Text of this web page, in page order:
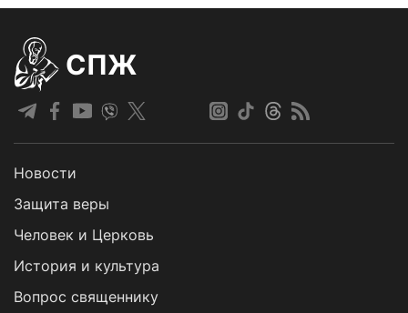
СПЖ
Новости
Защита веры
Человек и Церковь
История и культура
Вопрос священнику